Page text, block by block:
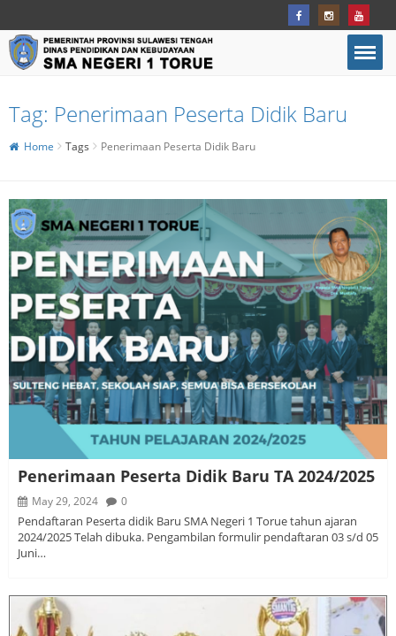
Tag: Penerimaan Peserta Didik Baru
Home Tags Penerimaan Peserta Didik Baru
Penerimaan Peserta Didik Baru TA 2024/2025
May 29, 2024 0
Pendaftaran Peserta didik Baru SMA Negeri 1 Torue tahun ajaran
2024/2025 Telah dibuka. Pengambilan formulir pendaftaran 03 s/d 05
Juni…